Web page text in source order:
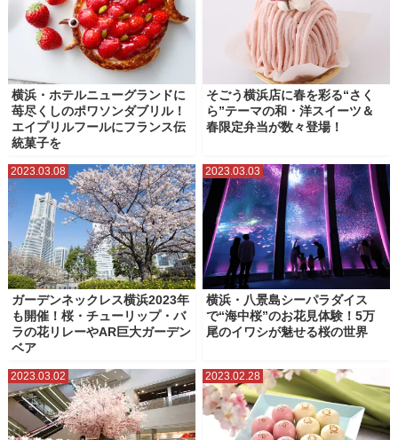
横浜・ホテルニューグランドに
苺尽くしのポワソンダブリル！
エイプリルフールにフランス伝
統菓子を
そごう横浜店に春を彩る“さく
ら”テーマの和・洋スイーツ＆
春限定弁当が数々登場！
2023.03.08
ガーデンネックレス横浜2023年
も開催！桜・チューリップ・バ
ラの花リレーやAR巨大ガーデン
ベア
2023.03.03
横浜・八景島シーパラダイス
で“海中桜”のお花見体験！5万
尾のイワシが魅せる桜の世界
2023.03.02 2023.02.28